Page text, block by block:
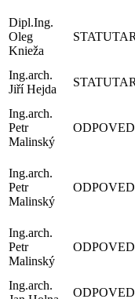
Dipl.Ing.
Oleg
Knieža
Ing.arch.
Jiří Hejda
Ing.arch.
Petr
Malinský
Ing.arch.
Petr
Malinský
Ing.arch.
Petr
Malinský
Ing.arch.